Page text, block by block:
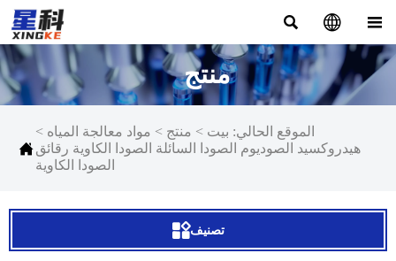
  
منتج

الموقع الحالي: بيت > منتج > مواد معالجة المياه >
هيدروكسيد الصوديوم الصودا السائلة الصودا الكاوية رقائق
الصودا الكاوية
تصنيف